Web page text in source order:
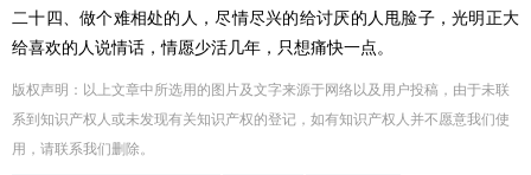
二十四、做个难相处的人，尽情尽兴的给讨厌的人甩脸子，光明正大
给喜欢的人说情话，情愿少活几年，只想痛快一点。
版权声明：以上文章中所选用的图片及文字来源于网络以及用户投稿，由于未联
系到知识产权人或未发现有关知识产权的登记，如有知识产权人并不愿意我们使
用，请联系我们删除。